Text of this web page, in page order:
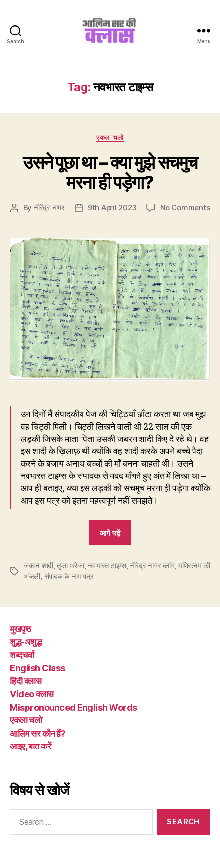
Search
Class
Menu
Tag:नवभारत टाइम्स
Categories
एकला चलो
उसने पूछा था – क्या मुझे सचमुच
मरना ही पड़ेगा?
Post
By नीरेंद्र नागर
Post9th April 2023 No Commentson
उन दिनों मैं संपादकीय पेज की चिट्ठियाँ छाँटा करता था जब मुझ
वह चिट्ठी मिली। चिट्ठी लिखने वाली थी 22 साल की एक
लड़की जिसके माता-पिता उसकी जबरन शादी किए दे रहे थे। वह
इस शादी के ख़िलाफ़ थी क्योंकि वह शादी करके अपने बच्चे पैदा
करने के बजाय अनाथ बच्चों की माँ बनना चाहती थी। उसने
नवभारत टाइम्स के संपादक से मदद माँगते हुए अंत में लिखा था –
आप ही बताइए, क्या इस लड़की को सचमुच मरना ही पड़ेगा क्योंकि
आप इस पत्र को इतना महत्वपूर्ण नहीं समझते।
आगे पढ़ें
–
सचमुच
Tags
जबरन शादी, तृप्ता थरेजा,नवभारत टाइम्स,नीरेद्र नागर ब्लॉग, मणिरत्नम की
अंजली, संपादक के नाम पत्र
मुखपृष्ठ
शुद्ध-अशुद्ध
शब्दचर्चा
English Class
हिंदी क्लास
Video क्लास
Mispronounced English Words
एकला चलो
आलिम सर कौन हैं?
आइए, बात करें
विषय से खोजें